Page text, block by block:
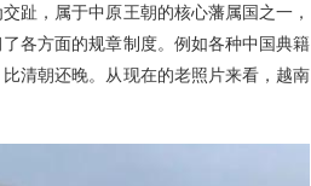
趾，属于中原王朝的核心藩属国之一，
各方面的规章制度。例如各种中国典籍
清朝还晚。从现在的老照片来看，越南